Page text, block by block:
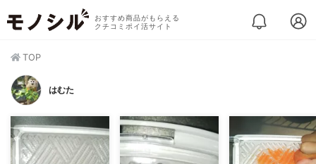
おすすめ商品がもらえる
クチコミポイ活サイト
TOP
はむた